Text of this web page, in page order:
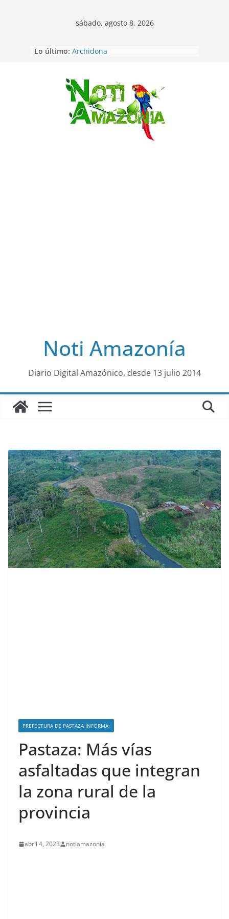
Saltar
al
sábado, agosto 8, 2026
Lo último: Napo: presunto sicariato en cantón
desaparecidos fueron encontrados
muertos en Puerto lopez
Sentencian a 34 años de prisión a
implicados en caso de Alison,
oriunda de Tena
Vozinha, el arquero sensación de
cabo Verde, ya llegó para
Noti Amazonía
Diario Digital Amazónico, desde 13 julio 2014
PREFECTURA DE PASTAZA INFORMA:
Pastaza: Más vías
asfaltadas que integran
la zona rural de la
provincia
abril 4, 2023 notiamazonia